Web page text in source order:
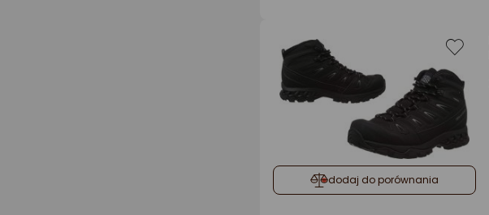
dodaj do porównania